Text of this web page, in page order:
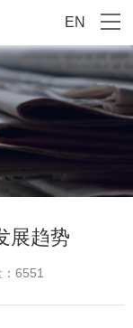
EN
展趋势
6551